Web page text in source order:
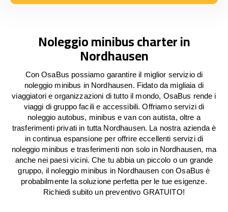
Noleggio minibus charter in
Nordhausen
Con OsaBus possiamo garantire il miglior servizio di
noleggio minibus in Nordhausen. Fidato da migliaia di
viaggiatori e organizzazioni di tutto il mondo, OsaBus rende i
viaggi di gruppo facili e accessibili. Offriamo servizi di
noleggio autobus, minibus e van con autista, oltre a
trasferimenti privati in tutta Nordhausen. La nostra azienda è
in continua espansione per offrire eccellenti servizi di
noleggio minibus e trasferimenti non solo in Nordhausen, ma
anche nei paesi vicini. Che tu abbia un piccolo o un grande
gruppo, il noleggio minibus in Nordhausen con OsaBus è
probabilmente la soluzione perfetta per le tue esigenze.
Richiedi subito un preventivo GRATUITO!